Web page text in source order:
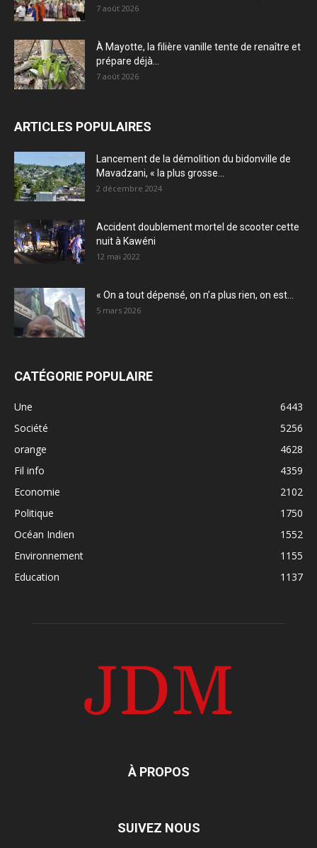
7 août 2026
À Mayotte, la filière vanille tente de renaître et
prépare déjà...
7 août 2026
ARTICLES POPULAIRES
Lancement de la démolition du bidonville de
Mavadzani, « la plus grosse...
2 décembre 2024
Accident doublement mortel de scooter cette
nuit à Kawéni
12 mai 2022
« On a tout dépensé, on n’a plus rien, on est...
5 mars 2026
CATÉGORIE POPULAIRE
Une
6443
Société
5256
orange
4628
Fil info
4359
Economie
2102
Politique
1750
Océan Indien
1552
Environnement
1155
Education
1137
À PROPOS
SUIVEZ NOUS